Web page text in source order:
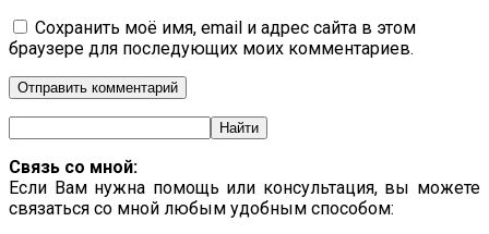
Сохранить моё имя, email и адрес сайта в этом
браузере для последующих моих комментариев.
Связь со мной:
Если Вам нужна помощь или консультация, вы можете
связаться со мной любым удобным способом: